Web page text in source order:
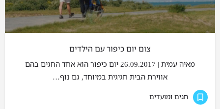
צום יום כיפור עם הילדים
מאיה עמית | 26.09.2017 יום כיפור הוא אחד החגים בהם
אווירת הבית חגיגית במיוחד, גם נוף…
חגים ומועדים